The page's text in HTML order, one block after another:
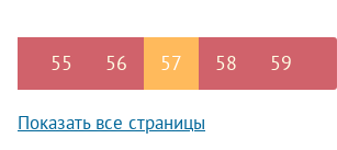
действительный член Петровской
академии наук и искусств, вице-
адмирал в отставке Василий
Александрович Коковин.
55 56 57 58 59
Показать все страницы